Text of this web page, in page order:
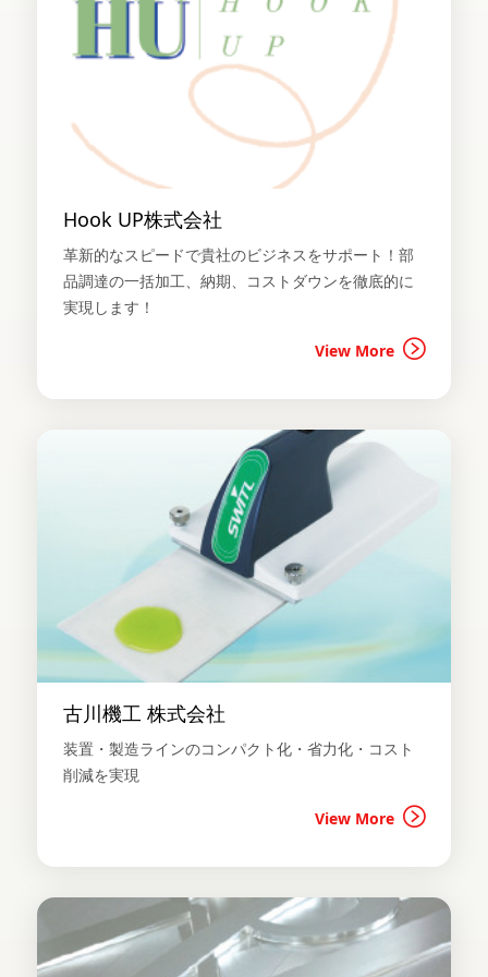
Hook UP株式会社
革新的なスピードで貴社のビジネスをサポート！部
品調達の一括加工、納期、コストダウンを徹底的に
実現します！
View More
古川機工 株式会社
装置・製造ラインのコンパクト化・省力化・コスト
削減を実現
View More